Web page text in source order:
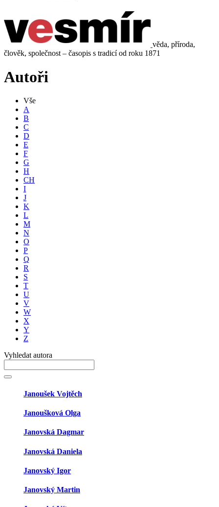
věda, příroda,
člověk, společnost – časopis s tradicí od roku 1871
Autoři
Vše
A
B
C
D
E
F
G
H
CH
I
J
K
L
M
N
O
P
Q
R
S
T
U
V
W
X
Y
Z
Vyhledat autora
Janoušek Vojtěch
Janoušková Olga
Janovská Dagmar
Janovská Daniela
Janovský Igor
Janovský Martin